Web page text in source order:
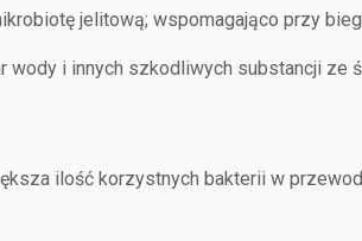
jelitową; wspomagająco przy
wody i innych szkodliwych substancji ze
ilość korzystnych bakterii w